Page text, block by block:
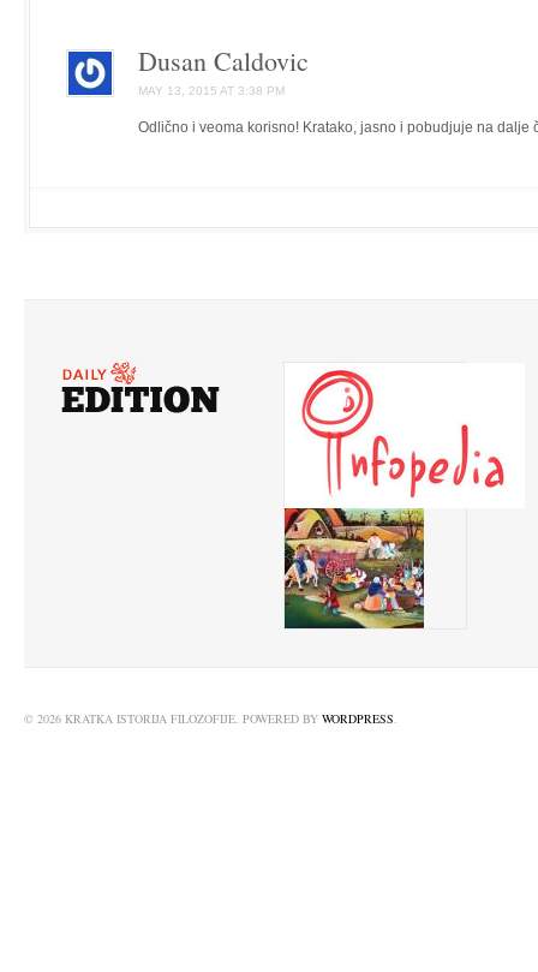
Dusan Caldovic
MAY 13, 2015 AT 3:38 PM
Odlično i veoma korisno! Kratako, jasno i pobudjuje na dalje
© 2026 KRATKA ISTORIJA FILOZOFIJE. POWERED BY WORDPRESS.